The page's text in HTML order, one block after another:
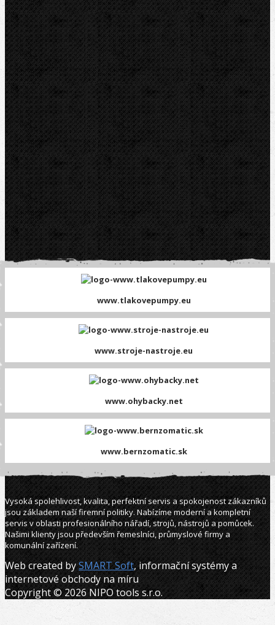
Lipová 7
CZ-763 26 LUHAČOVICE
Telefon obj.:
602 719 020
Telefon fakt.:
608 719 020
E-mail:
nipo@nipo.cz
Platební brána GOPAY
www.tlakovepumpy.eu
www.stroje-nastroje.eu
www.ohybacky.net
www.bernzomatic.sk
Vysoká spolehlivost, kvalita, perfektní servis a spokojenost zákazníků
jsou základem naší firemní politiky. Nabízíme moderní a kompletní
servis v oblasti profesionálního nářadí, strojů, nástrojů a pomůcek.
Našimi klienty jsou především řemeslníci, průmyslové firmy a
komunální zařízení.
Web created bySMART Soft, informační systémy a
internetové obchody na míru
Copyright © 2026 NIPO tools s.r.o.